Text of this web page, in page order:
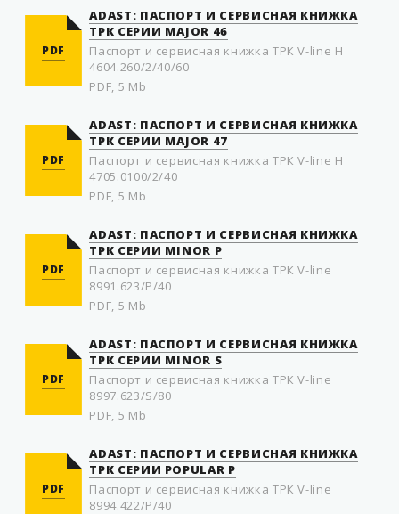
PDF
ADAST: ПАСПОРТ И СЕРВИСНАЯ КНИЖКА
ТРК СЕРИИ MAJOR 46
Паспорт и сервисная книжка ТРК V-line H
4604.260/2/40/60
PDF, 5 Mb
PDF
ADAST: ПАСПОРТ И СЕРВИСНАЯ КНИЖКА
ТРК СЕРИИ MAJOR 47
Паспорт и сервисная книжка ТРК V-line H
4705.0100/2/40
PDF, 5 Mb
PDF
ADAST: ПАСПОРТ И СЕРВИСНАЯ КНИЖКА
ТРК СЕРИИ MINOR P
Паспорт и сервисная книжка ТРК V-line
8991.623/P/40
PDF, 5 Mb
PDF
ADAST: ПАСПОРТ И СЕРВИСНАЯ КНИЖКА
ТРК СЕРИИ MINOR S
Паспорт и сервисная книжка ТРК V-line
8997.623/S/80
PDF, 5 Mb
PDF
ADAST: ПАСПОРТ И СЕРВИСНАЯ КНИЖКА
ТРК СЕРИИ POPULAR P
Паспорт и сервисная книжка ТРК V-line
8994.422/P/40